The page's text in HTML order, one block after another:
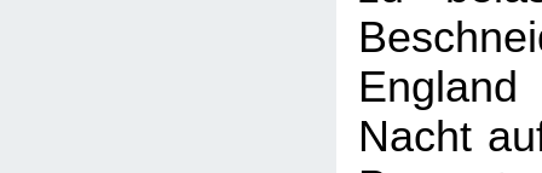
Nacht